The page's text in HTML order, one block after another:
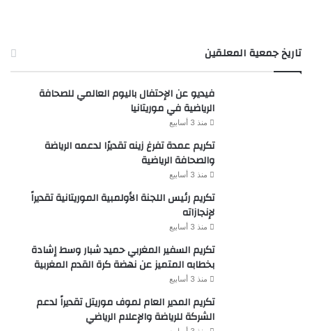
تاريخ جمعية المعلقين
فيديو عن الإحتفال باليوم العالمي للصحافة
الرياضية في موريتانيا
منذ 3 أسابيع
تكريم عمدة تفرغ زينه تقديرًا لدعمه الرياضة
والصحافة الرياضية
منذ 3 أسابيع
تكريم رئيس اللجنة الأولمبية الموريتانية تقديراً
لإنجازاته
منذ 3 أسابيع
تكريم السفير المغربي حميد شبار وسط إشادة
بخطابه المتميز عن نهضة كرة القدم المغربية
منذ 3 أسابيع
تكريم المدير العام لموف موريتل تقديراً لدعم
الشركة للرياضة والإعلام الرياضي